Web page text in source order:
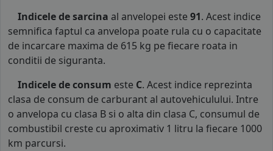
Indicele de sarcina al anvelopei este 91. Acest indice
semnifica faptul ca anvelopa poate rula cu o capacitate
de incarcare maxima de 615 kg pe fiecare roata in
conditii de siguranta.
Indicele de consum este C. Acest indice reprezinta
clasa de consum de carburant al autovehiculului. Intre
o anvelopa cu clasa B si o alta din clasa C, consumul de
combustibil creste cu aproximativ 1 litru la fiecare 1000
km parcursi.